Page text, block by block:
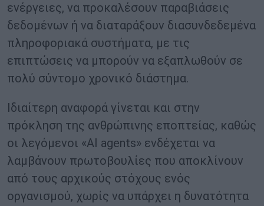
ενέργειες, να προκαλέσουν παραβιάσεις
δεδομένων ή να διαταράξουν διασυνδεδεμένα
πληροφοριακά συστήματα, με τις
επιπτώσεις να μπορούν να εξαπλωθούν σε
πολύ σύντομο χρονικό διάστημα.
Ιδιαίτερη αναφορά γίνεται και στην
πρόκληση της ανθρώπινης εποπτείας, καθώς
οι λεγόμενοι «AI agents» ενδέχεται να
λαμβάνουν πρωτοβουλίες που αποκλίνουν
από τους αρχικούς στόχους ενός
οργανισμού, χωρίς να υπάρχει η δυνατότητα